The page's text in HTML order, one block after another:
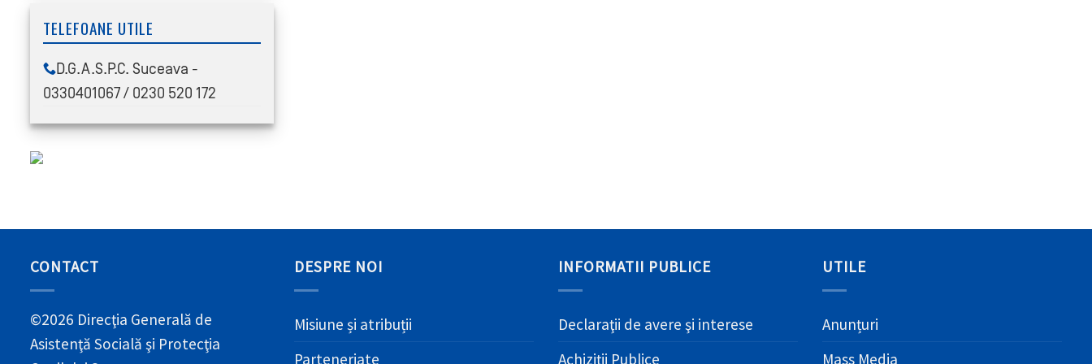
TELEFOANE UTILE
D.G.A.S.P.C. Suceava -
0330401067 / 0230 520 172
CONTACT
©2026 Direcţia Generală de
Asistenţă Socială şi Protecţia
DESPRE NOI
Misiune și atribuții
Parteneriate
INFORMATII PUBLICE
Declaraţii de avere şi interese
Achiziţii Publice
UTILE
Anunțuri
Mass Media